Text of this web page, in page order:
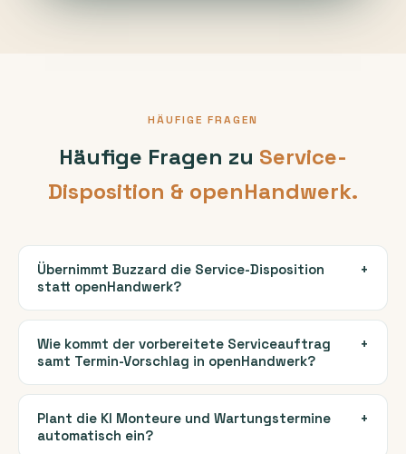
HÄUFIGE FRAGEN
Häufige Fragen zu Service-
Disposition & openHandwerk.
Übernimmt Buzzard die Service-Disposition
statt openHandwerk?
+
Nein. Buzzard disponiert nicht selbst und plant keinen
Monteur eigenmächtig ein. Buzzard ist eine
unabhängige Disponenten-Vorstufe vor
openHandwerk: Die KI nimmt die Service-Meldung auf,
laufenden Serviceauftrag zu und legt einen Termin-
Vorschlag bereit. Das Einplanen und die verbindliche
Wie kommt der vorbereitete Serviceauftrag
samt Termin-Vorschlag in openHandwerk?
+
openHandwerk ist eine Cloud-Handwerkersoftware
und bietet als Übergabe-Wege REST sowie Zapier (ab
einer gewissen Lizenzzahl). Der vorbereitete
Plant die KI Monteure und Wartungstermine
automatisch ein?
+